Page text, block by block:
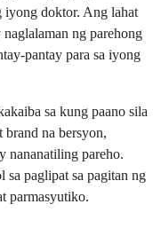
iyong doktor. Ang lahat
ng parehong
pantay para sa iyong
sa kung paano sila
brand na bersyon,
nananatiling pareho.
paglipat sa pagitan ng
parmasyutiko.